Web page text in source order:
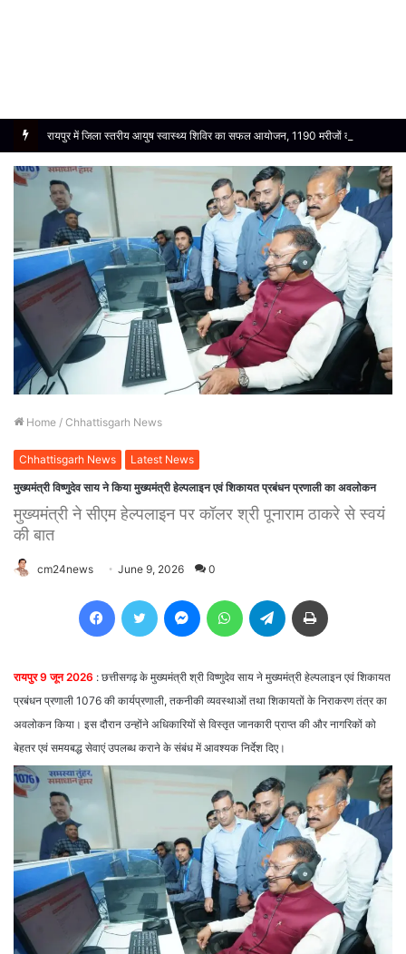
Home / Chhattisgarh News
Chhattisgarh News Latest News
मुख्यमंत्री विष्णुदेव साय ने किया मुख्यमंत्री हेल्पलाइन एवं शिकायत प्रबंधन प्रणाली का अवलोकन
मुख्यमंत्री ने सीएम हेल्पलाइन पर कॉलर श्री पूनाराम ठाकरे से स्वयं
की बात
cm24news June 9, 2026 0
Facebook Twitter MessengerWhatsApp Telegram
रायपुर 9 जून 2026 : छत्तीसगढ़ के मुख्यमंत्री श्री विष्णुदेव साय ने मुख्यमंत्री हेल्पलाइन एवं शिकायत
प्रबंधन प्रणाली 1076 की कार्यप्रणाली, तकनीकी व्यवस्थाओं तथा शिकायतों के निराकरण तंत्र का
अवलोकन किया। इस दौरान उन्होंने अधिकारियों से विस्तृत जानकारी प्राप्त की और नागरिकों को
बेहतर एवं समयबद्ध सेवाएं उपलब्ध कराने के संबंध में आवश्यक निर्देश दिए।